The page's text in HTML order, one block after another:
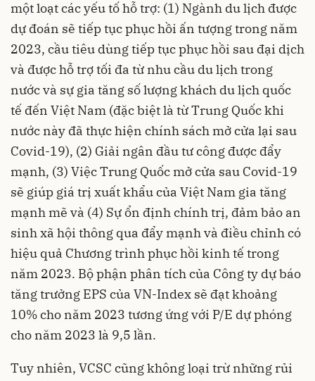
một loạt các yếu tố hỗ trợ: (1) Ngành du lịch được
dự đoán sẽ tiếp tục phục hồi ấn tượng trong năm
2023, cầu tiêu dùng tiếp tục phục hồi sau đại dịch
và được hỗ trợ tối đa từ nhu cầu du lịch trong
nước và sự gia tăng số lượng khách du lịch quốc
tế đến Việt Nam (đặc biệt là từ Trung Quốc khi
nước này đã thực hiện chính sách mở cửa lại sau
Covid-19), (2) Giải ngân đầu tư công được đẩy
mạnh, (3) Việc Trung Quốc mở cửa sau Covid-19
sẽ giúp giá trị xuất khẩu của Việt Nam gia tăng
mạnh mẽ và (4) Sự ổn định chính trị, đảm bảo an
sinh xã hội thông qua đẩy mạnh và điều chỉnh có
hiệu quả Chương trình phục hồi kinh tế trong
năm 2023. Bộ phận phân tích của Công ty dự báo
tăng trưởng EPS của VN-Index sẽ đạt khoảng
10% cho năm 2023 tương ứng với P/E dự phóng
cho năm 2023 là 9,5 lần.
Tuy nhiên, VCSC cũng không loại trừ những rủi